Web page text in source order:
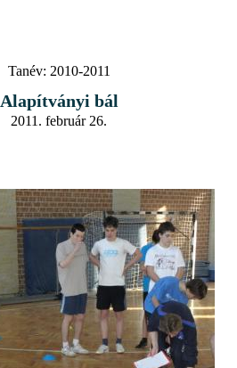
Tanév: 2010-2011
Alapítványi bál
2011. február 26.